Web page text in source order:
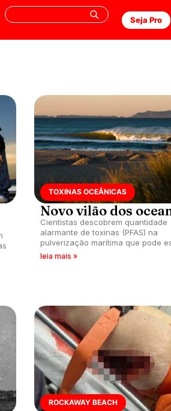
Seja Pro
TOXINAS OCEÂNICAS
Novo vilão dos
Cientistas descobrem quantidade
alarmante de toxinas (PFAS) na
pulverização marítima que pode
prejudicando qualidade da água.
leia mais »
ROCKAWAY BEACH